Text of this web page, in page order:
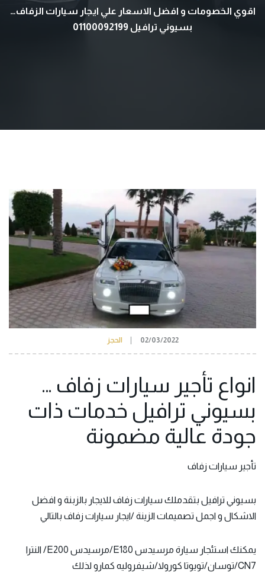
اقوي الخصومات و افضل الاسعار علي ايجار سيارات الزفاف…
بسيوني ترافيل 01100092199
02/03/2022 الحجز
انواع تأجير سيارات زفاف …
بسيوني ترافيل خدمات ذات
جودة عالية مضمونة
تأجير سيارات زفاف
بسيوني ترافيل بتقدملك سيارات زفاف للايجار بالزبنة و افضل
الاشكال و اجمل تصميمات الزينة /ايجار سيارات زفاف بالتالي
يمكنك استئجار سيارة مرسيدس E180
/مرسيدس E200/ النترا
CN7/توسان/تويوتا كورولا/شيفروليه كمارو لذلك